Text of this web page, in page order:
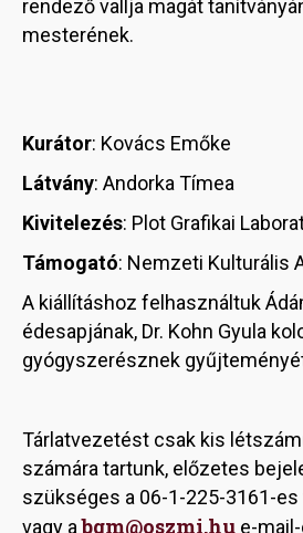
rendező vallja magát
mesterének.
Kurátor: Kovács Emőke
Látvány: Andorka Tímea
Kivitelezés: Plot Grafikai
Támogató: Nemzeti Kulturális
A kiállításhoz felhasználtuk
édesapjának, Dr. Kohn Gyula
gyógyszerésznek
Tárlatvezetést csak kis
számára tartunk, előzetes
szükséges a 06-1-225-3161-
vagy abgm@oszmi.hu e-